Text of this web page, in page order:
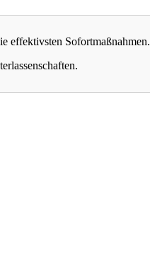
effektivsten Sofortmaßnahmen.